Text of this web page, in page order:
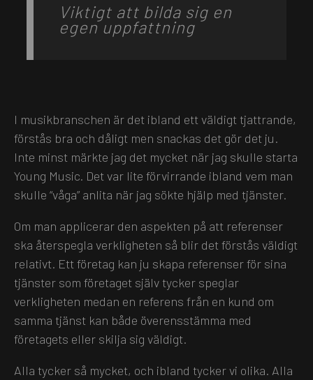
Viktigt att bilda sig en
egenuppfattning
I musikbranschen är det ibland ett väldigt tjattrande,
förstås bra och dåligt men snackas det gör det ju.
Inte minst märkte jag det mycket när jag skulle starta
Young Music. Det var lite förvirrande ibland vem man
skulle “våga” anlita när jag sökte hjälp med tjänster.
Om man applicerar den aspekten på att referenser
ska återspegla verkligheten så blir det förstås väldigt
relativt. Ett företag kan ju skapa referenser för sina
tjänster som företaget själv tycker speglar
verkligheten medan en referens från en kund om
samma tjänst kan både överensstämma med
företagets eller skilja sig väldigt.
Alla tycker så mycket, och ibland tycker vi olika. Alla